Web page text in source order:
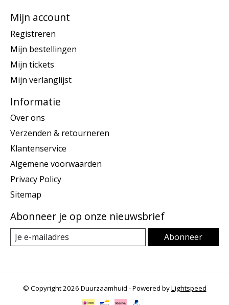
Mijn account
Registreren
Mijn bestellingen
Mijn tickets
Mijn verlanglijst
Informatie
Over ons
Verzenden & retourneren
Klantenservice
Algemene voorwaarden
Privacy Policy
Sitemap
Abonneer je op onze nieuwsbrief
Abonneer
© Copyright 2026 Duurzaamhuid - Powered byLightspeed